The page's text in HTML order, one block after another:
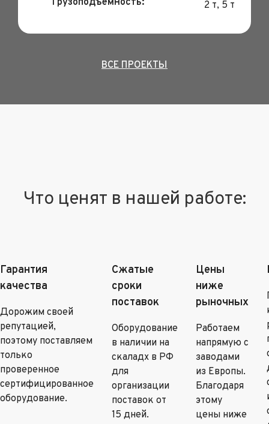
Грузоподъемность: 2 т, 5 т
ВСЕ ПРОЕКТЫ
Что ценят в нашей работе:
Гарантия
качества
Дорожим своей
репутацией,
поэтому поставляем
только
проверенное
сертифицированное
оборудование.
Сжатые
сроки
поставок
Оборудование
в наличии на
скаладх в РФ
для
организации
поставок от
15 дней.
Цены
ниже
рыночных
Работаем
напрямую с
заводами
из Европы.
Благодаря
этому
цены ниже